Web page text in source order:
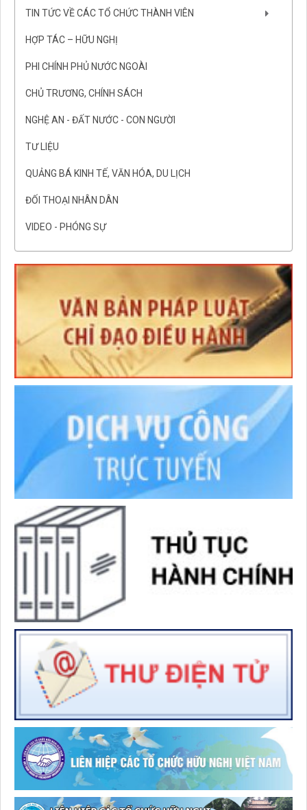
TIN TỨC VỀ CÁC TỔ CHỨC THÀNH VIÊN
HỢP TÁC – HỮU NGHỊ
PHI CHÍNH PHỦ NƯỚC NGOÀI
CHỦ TRƯƠNG, CHÍNH SÁCH
NGHỆ AN - ĐẤT NƯỚC - CON NGƯỜI
TƯ LIỆU
QUẢNG BÁ KINH TẾ, VĂN HÓA, DU LỊCH
ĐỐI THOẠI NHÂN DÂN
VIDEO - PHÓNG SỰ